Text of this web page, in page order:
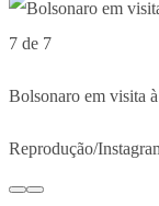
7 de 7
Bolsonaro em visita
Reprodução/